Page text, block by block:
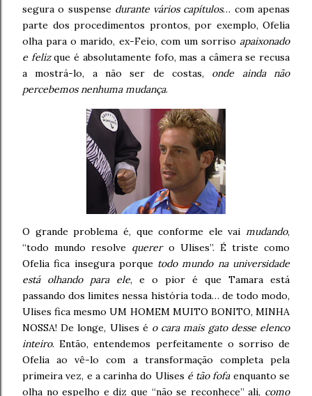
segura o suspense durante vários capítulos… com apenas
parte dos procedimentos prontos, por exemplo, Ofelia
olha para o marido, ex-Feio, com um sorriso apaixonado
e felizque é absolutamente fofo, mas a câmera se recusa
a mostrá-lo, a não ser de costas, onde ainda não
percebemos nenhuma mudança.
O grande problema é, que conforme ele vai mudando,
“todo mundo resolve querero Ulises”. É triste como
Ofelia fica insegura porque todo mundo na universidade
está olhando para ele, e o pior é que Tamara está
passando dos limites nessa história toda… de todo modo,
Ulises fica mesmo UM HOMEM MUITO BONITO, MINHA
NOSSA! De longe, Ulises é o cara mais gato desse elenco
inteiro. Então, entendemos perfeitamente o sorriso de
Ofelia ao vê-lo com a transformação completa pela
primeira vez, e a carinha do Ulises é tão fofaenquanto se
olha no espelho e diz que “não se reconhece” ali, como